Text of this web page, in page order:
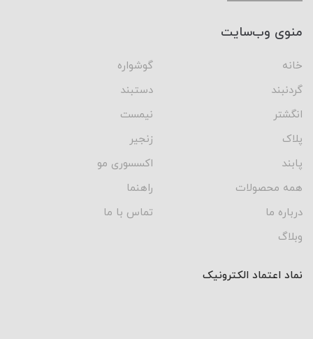
منوی وب‌سایت
خانه
گوشواره
گردنبند
دستبند
انگشتر
نیمست
پلاک
زنجیر
پابند
اکسسوری مو
همه محصولات
راهنما
درباره ما
تماس با ما
وبلاگ
نماد اعتماد الکترونیک